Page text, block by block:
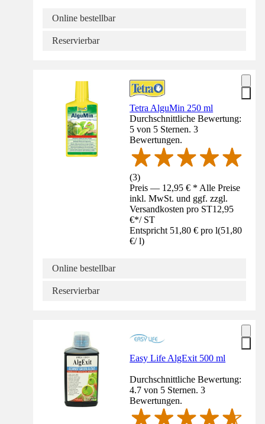
Online bestellbar
Reservierbar
Tetra AlguMin 250 ml
Durchschnittliche Bewertung:
5 von 5 Sternen. 3
Bewertungen.
(3)
Preis — 12,95 € * Alle Preise
inkl. MwSt. und ggf. zzgl.
Versandkosten pro ST12,95
€*/ ST
Entspricht 51,80 € pro l(51,80
€/ l)
Online bestellbar
Reservierbar
Easy Life AlgExit 500 ml
Durchschnittliche Bewertung:
4.7 von 5 Sternen. 3
Bewertungen.